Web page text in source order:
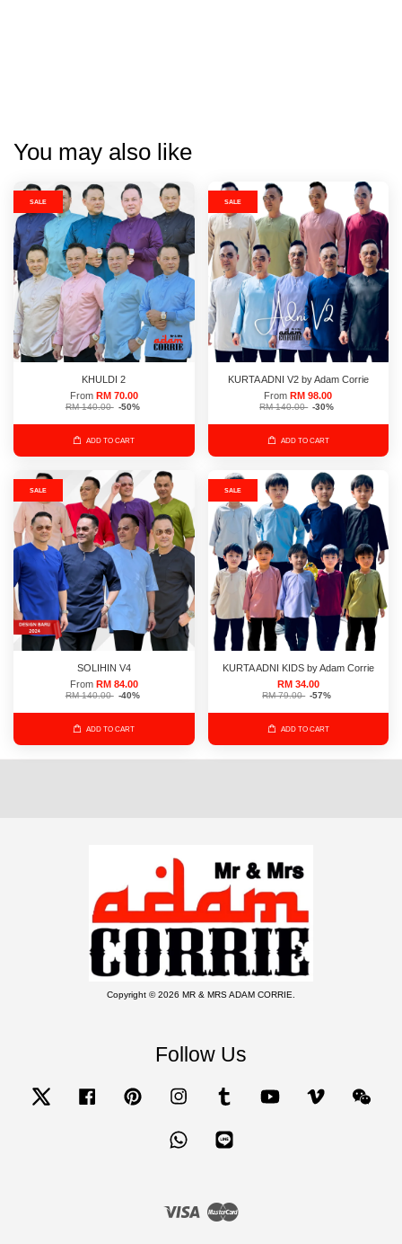
You may also like
SALE
KHULDI 2
From RM 70.00
RM 140.00 -50%
ADD TO CART
SALE
KURTA ADNI V2 by Adam Corrie
From RM 98.00
RM 140.00 -30%
ADD TO CART
SALE
SOLIHIN V4
From RM 84.00
RM 140.00 -40%
ADD TO CART
SALE
KURTA ADNI KIDS by Adam Corrie
RM 34.00
RM 79.00 -57%
ADD TO CART
Copyright © 2026 MR & MRS ADAM CORRIE.
Follow Us
Twitter Facebook Pinterest Instagram Tumblr YouTube Vimeo
Whatsapp
Visa